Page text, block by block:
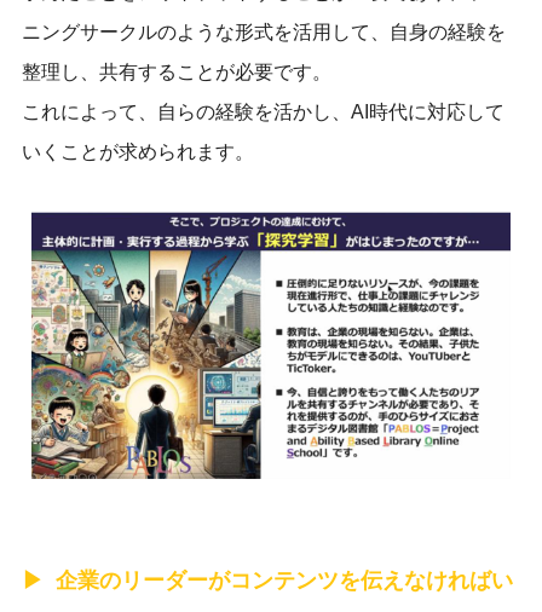
ニングサークルのような形式を活用して、自身の経験を
整理し、共有することが必要です。
これによって、自らの経験を活かし、AI時代に対応して
いくことが求められます。
企業のリーダーがコンテンツを伝えなければい